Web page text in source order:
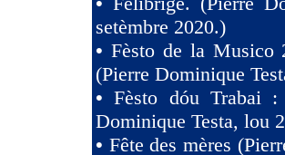
setèmbre 2020.)
• Fèsto de la Musico
(Pierre Dominique
•Fèsto dóu Trabai
Dominique Testa, lou
• Fête des mères